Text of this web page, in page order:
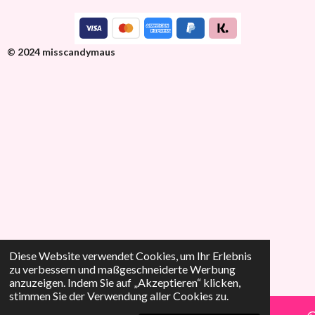
Diese Website verwendet Cookies, um Ihr Erlebnis
zu verbessern und maßgeschneiderte Werbung
anzuzeigen. Indem Sie auf „Akzeptieren“ klicken,
stimmen Sie der Verwendung aller Cookies zu.
© 2024 misscandymaus